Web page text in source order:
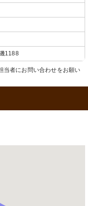
1188
当者にお問い合わせをお願い